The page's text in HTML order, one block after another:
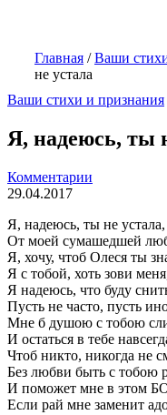
Главная /Ваши
не устала
Ваши стихи и признания
Я, надеюсь, ты
Комментарии
29.04.2017
Я, надеюсь, ты не устала,
От моей сумашедшей
Я, хочу, чтоб Олеся ты
Я с тобой, хоть зови
Я надеюсь, что буду
Пусть не часто, пусть
Мне б душою с тобою
И остаться в тебе
Чтоб никто, никогда не
Без любви быть с тобою
И поможет мне в этом
Если рай мне заменит